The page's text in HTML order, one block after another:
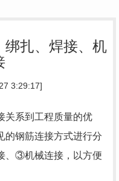
绑扎、焊接、机
3:29:17]
关系到工程质量的优
的钢筋连接方式进行分
、③机械连接，以方便